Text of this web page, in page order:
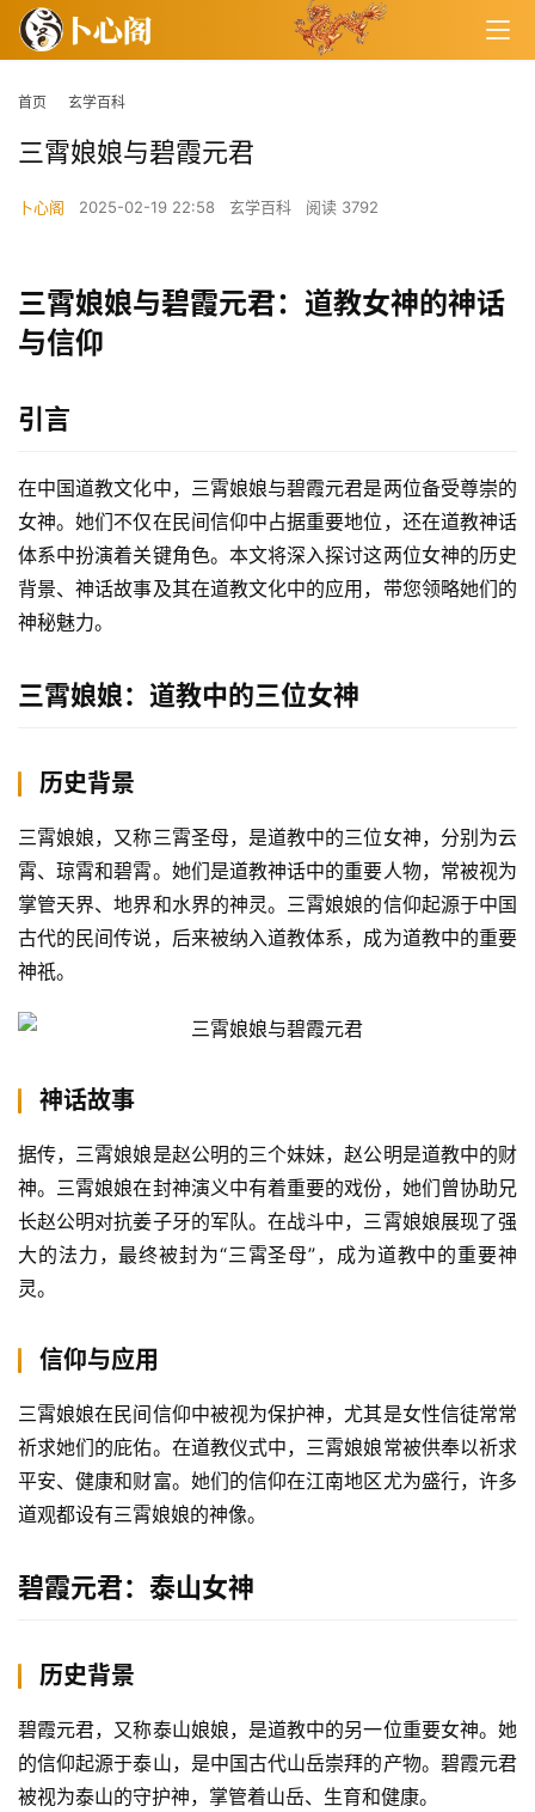
首页 玄学百科
三霄娘娘与碧霞元君
卜心阁 2025-02-19 22:58 玄学百科 阅读 3792
三霄娘娘与碧霞元君：道教女神的神话
与信仰
引言
在中国道教文化中，三霄娘娘与碧霞元君是两位备受尊崇的
女神。她们不仅在民间信仰中占据重要地位，还在道教神话
体系中扮演着关键角色。本文将深入探讨这两位女神的历史
背景、神话故事及其在道教文化中的应用，带您领略她们的
神秘魅力。
三霄娘娘：道教中的三位女神
历史背景
三霄娘娘，又称三霄圣母，是道教中的三位女神，分别为云
霄、琼霄和碧霄。她们是道教神话中的重要人物，常被视为
掌管天界、地界和水界的神灵。三霄娘娘的信仰起源于中国
古代的民间传说，后来被纳入道教体系，成为道教中的重要
神祇。
神话故事
据传，三霄娘娘是赵公明的三个妹妹，赵公明是道教中的财
神。三霄娘娘在封神演义中有着重要的戏份，她们曾协助兄
长赵公明对抗姜子牙的军队。在战斗中，三霄娘娘展现了强
大的法力，最终被封为“三霄圣母”，成为道教中的重要神
灵。
信仰与应用
三霄娘娘在民间信仰中被视为保护神，尤其是女性信徒常常
祈求她们的庇佑。在道教仪式中，三霄娘娘常被供奉以祈求
平安、健康和财富。她们的信仰在江南地区尤为盛行，许多
道观都设有三霄娘娘的神像。
碧霞元君：泰山女神
历史背景
碧霞元君，又称泰山娘娘，是道教中的另一位重要女神。她
的信仰起源于泰山，是中国古代山岳崇拜的产物。碧霞元君
被视为泰山的守护神，掌管着山岳、生育和健康。